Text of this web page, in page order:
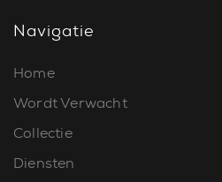
Navigatie
Home
Wordt Verwacht
Collectie
Diensten